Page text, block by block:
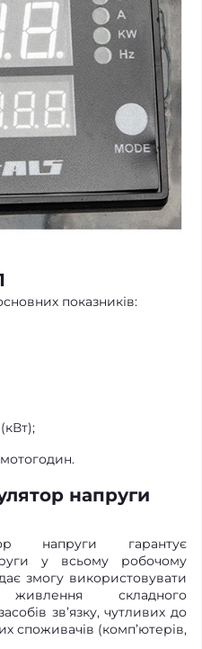
показників:
напруги
напруги гарантує
у всьому робочому
змогу використовувати
складного
зв’язку, чутливих до
споживачів (комп’ютерів,